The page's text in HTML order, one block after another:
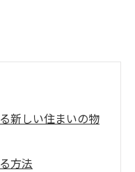
新しい住まいの物
方法